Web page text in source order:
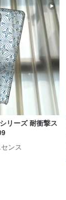
リーズ 耐衝撃ス
ンス